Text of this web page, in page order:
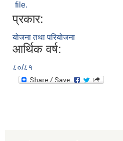
file.
प्रकार:
योजना तथा परियोजना
आर्थिक वर्ष:
८०/८१